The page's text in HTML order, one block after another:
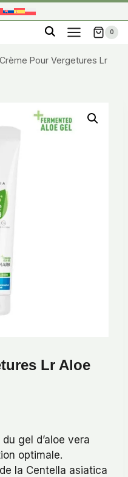
0
Crème Pour Vergetures Lr
Lr Aloe
gel d’aloe vera
optimale.
la Centella asiatica